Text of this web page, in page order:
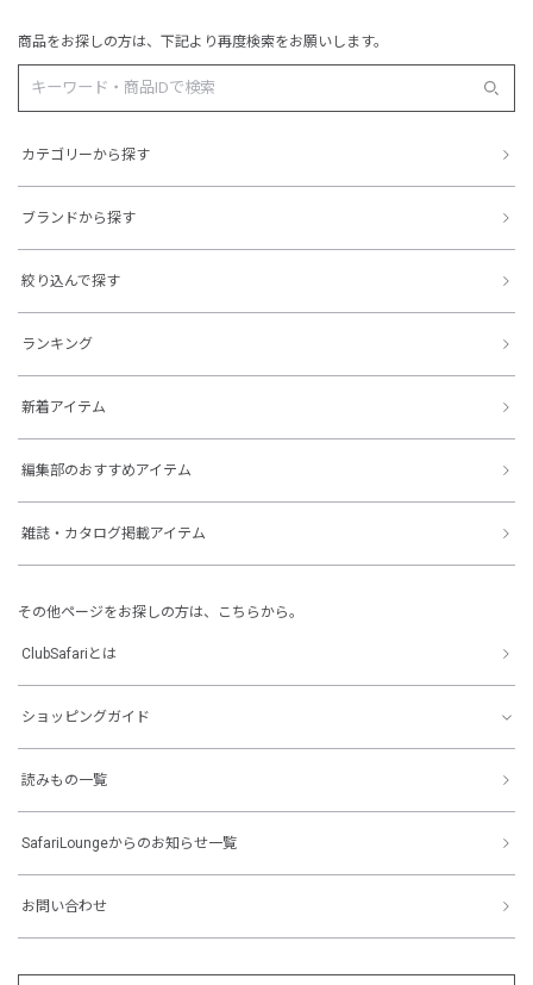
商品をお探しの方は、下記より再度検索をお願いします。
カテゴリーから探す
ブランドから探す
絞り込んで探す
ランキング
新着アイテム
編集部のおすすめアイテム
雑誌・カタログ掲載アイテム
その他ページをお探しの方は、こちらから。
ClubSafariとは
ショッピングガイド
読みもの一覧
SafariLoungeからのお知らせ一覧
お問い合わせ